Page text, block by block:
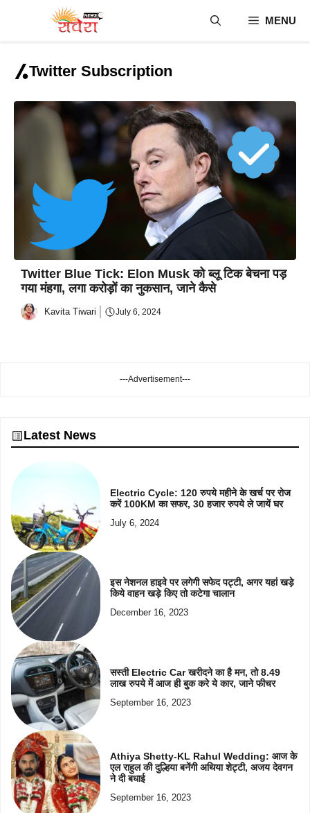
content
MENU
Twitter Subscription
Twitter Blue Tick: Elon Musk को ब्लू टिक बेचना पड़
गया मंहगा, लगा करोड़ों का नुकसान, जाने कैसे
Kavita Tiwari July 6, 2024
---Advertisement---
Latest News
Electric Cycle: 120 रुपये महीने के खर्च पर रोज
करें 100KM का सफर, 30 हजार रुपये ले जायें घर
July 6, 2024
इस नेशनल हाइवे पर लगेगी सफेद पट्टी, अगर यहां खड़े
किये वाहन खड़े किए तो कटेगा चालान
December 16, 2023
सस्ती Electric Car खरीदने का है मन, तो 8.49
लाख रुपये में आज ही बुक करे ये कार, जाने फीचर
September 16, 2023
Athiya Shetty-KL Rahul Wedding: आज के
एल राहुल की दुल्हिया बनेंगी अथिया शेट्टी, अजय देवगन
ने दी बधाई
September 16, 2023